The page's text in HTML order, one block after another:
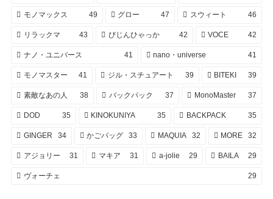
モノマックス 49 グロー 47 スウィート 46
リラックマ 43 びじんひゃっか 42 VOCE 42
ナノ・ユニバース 41 nano・universe 41
モノマスター 41 ジル・スチュアート 39 BITEKI 39
素敵なあの人 38 バックパック 37 MonoMaster 37
DOD 35 KINOKUNIYA 35 BACKPACK 35
GINGER 34 かごバッグ 33 MAQUIA 32 MORE 32
アジョリー 31 マキア 31 a-jolie 29 BAILA 29
ヴォーチェ 29